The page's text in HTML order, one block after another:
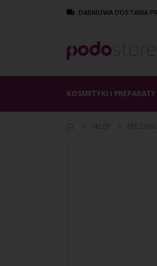
DARMOWA DOSTAWA
KOSMETYKI I PREPARATY